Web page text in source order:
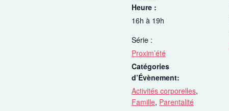
Heure :
16h à 19h
Série :
Proxim’été
Catégories
d’Évènement:
Activités corporelles,
Famille, Parentalité